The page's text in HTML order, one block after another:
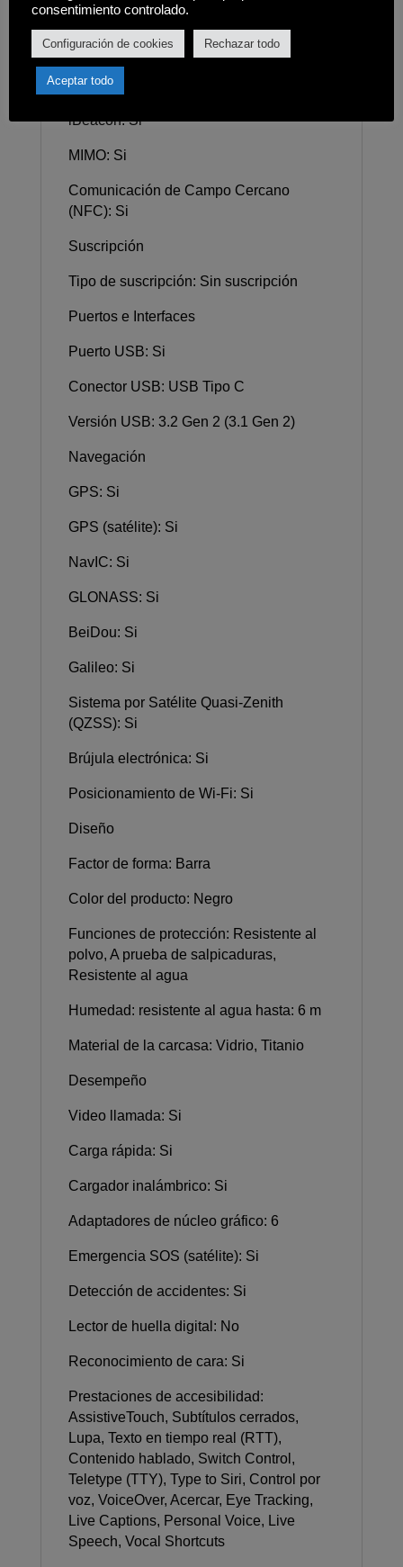
Velocidad de transmisión de datos 4G
(máx.): 1000 Mbit/s
AirPlay: Si
iBeacon: Si
MIMO: Si
Comunicación de Campo Cercano
(NFC): Si
Suscripción
Tipo de suscripción: Sin suscripción
Puertos e Interfaces
Puerto USB: Si
Conector USB: USB Tipo C
Versión USB: 3.2 Gen 2 (3.1 Gen 2)
Navegación
GPS: Si
GPS (satélite): Si
NavIC: Si
GLONASS: Si
BeiDou: Si
Galileo: Si
Sistema por Satélite Quasi-Zenith
(QZSS): Si
Brújula electrónica: Si
Posicionamiento de Wi-Fi: Si
Diseño
Factor de forma: Barra
Color del producto: Negro
Funciones de protección: Resistente al
polvo, A prueba de salpicaduras,
Resistente al agua
Humedad: resistente al agua hasta: 6 m
Material de la carcasa: Vidrio, Titanio
Desempeño
Video llamada: Si
Carga rápida: Si
Cargador inalámbrico: Si
Adaptadores de núcleo gráfico: 6
Emergencia SOS (satélite): Si
Detección de accidentes: Si
Lector de huella digital: No
Reconocimiento de cara: Si
Prestaciones de accesibilidad:
AssistiveTouch, Subtítulos cerrados,
Lupa, Texto en tiempo real (RTT),
Contenido hablado, Switch Control,
Teletype (TTY), Type to Siri, Control por
voz, VoiceOver, Acercar, Eye Tracking,
Live Captions, Personal Voice, Live
Speech, Vocal Shortcuts
consentimiento controlado.
Configuración de cookies Rechazar todo
Aceptar todo